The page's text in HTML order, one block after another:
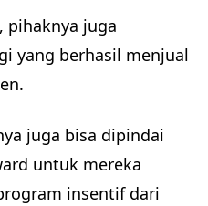
pihaknya juga
yang berhasil menjual
juga bisa dipindai
untuk mereka
insentif dari